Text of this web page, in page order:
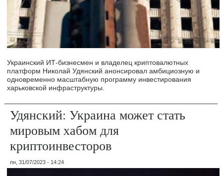
Украинский ИТ-бизнесмен и владелец криптовалютных
платформ Николай Удянский анонсировал амбициозную и
одновременно масштабную программу инвестирования
харьковской инфраструктуры.
Удянский: Украина может стать
мировым хабом для
криптоинвесторов
пн, 31/07/2023 - 14:24